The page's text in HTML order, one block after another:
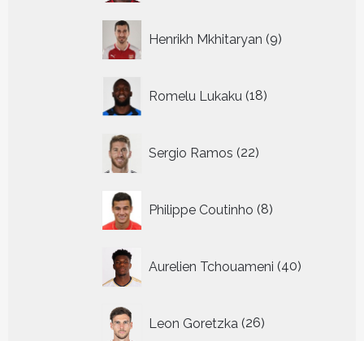
Henrikh Mkhitaryan 9
producten
Romelu Lukaku 18
producten
Sergio Ramos 22
producten
Philippe Coutinho 8
producten
Aurelien Tchouameni 40
producten
Leon Goretzka 26
producten